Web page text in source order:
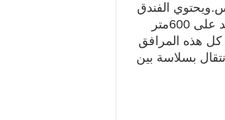
ويحتوي الفندق
على 600متر
هذه المرافق
بسلاسة بين